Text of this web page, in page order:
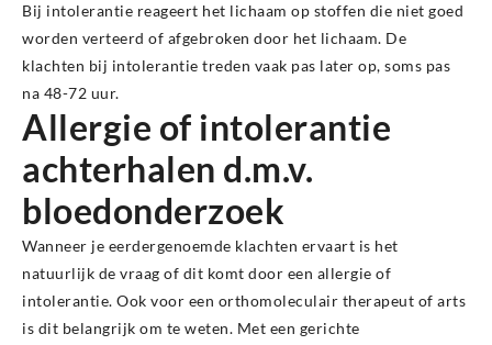
Bij intolerantie reageert het lichaam op stoffen die niet goed
worden verteerd of afgebroken door het lichaam. De
klachten bij intolerantie treden vaak pas later op, soms pas
na 48-72 uur.
Allergie of intolerantie
achterhalen d.m.v.
bloedonderzoek
Wanneer je eerdergenoemde klachten ervaart is het
natuurlijk de vraag of dit komt door een allergie of
intolerantie. Ook voor een orthomoleculair therapeut of arts
is dit belangrijk om te weten. Met een gerichte